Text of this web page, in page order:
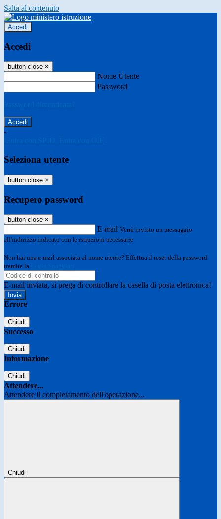
Salta al contenuto
Accedi
Accedi
button close ×
Nome Utente
Password
-
Seleziona utente
button close ×
Recupero password
button close ×
E-mail Verrà inviato un messaggio
all'indirizzo indicato con le istruzioni necessarie.
Non hai una e-mail associata al nome utente? Effettua il reset della password
tramite la
E-mail inviata, si prega di controllare la casella di posta elettronica!
Errore
Chiudi
Successo
Chiudi
Informazione
Chiudi
Attendere...
Attendere il completamento dell'operazione...
Chiudi